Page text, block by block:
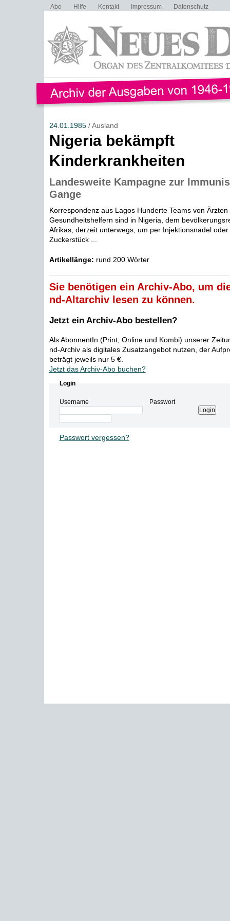
Abo Hilfe Kontakt Impressum Datenschutz
24.01.1985/ Ausland
Nigeria bekämpft
Kinderkrankheiten
Landesweite Kampagne zur
Gange
Korrespondenz aus Lagos Hunderte Teams von Ärzten
Gesundheitshelfern sind in Nigeria, dem
Afrikas, derzeit unterwegs, um per Injektionsnadel
Zuckerstück ...
Artikellänge: rund 200 Wörter
Sie benötigen ein Archiv-Abo, um
nd-Altarchiv lesen zu können.
Jetzt ein Archiv-Abo bestellen?
Als AbonnentIn (Print, Online und Kombi) unserer
nd-Archiv als digitales Zusatzangebot nutzen, der
beträgt jeweils nur 5 €.
Jetzt das Archiv-Abo buchen?
Login
Username Passwort
Passwort vergessen?